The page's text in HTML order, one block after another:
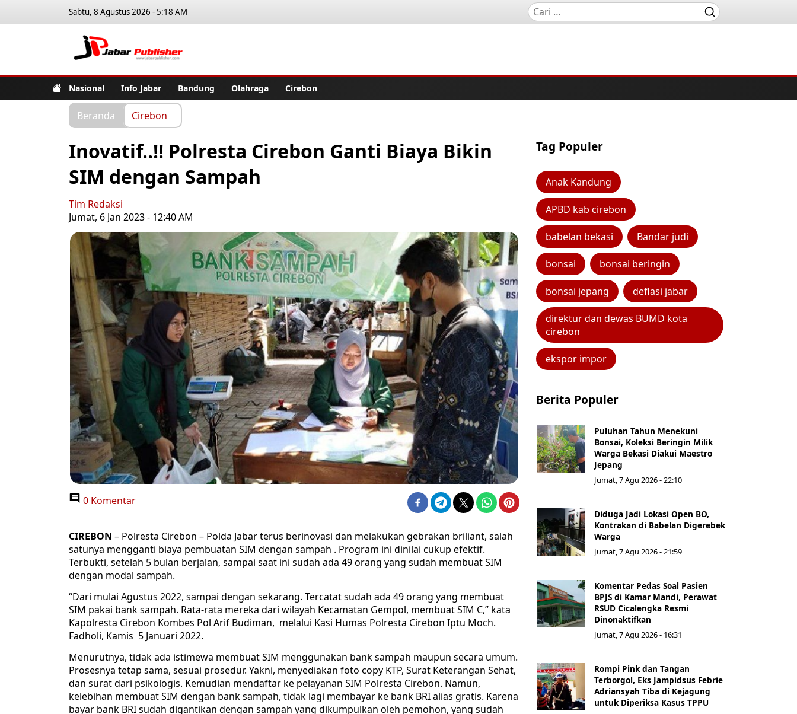
Sabtu, 8 Agustus 2026 - 5:18 AM
Nasional Info Jabar Bandung Olahraga Cirebon
Beranda Cirebon
Inovatif..!! Polresta Cirebon Ganti Biaya Bikin
SIM dengan Sampah
Tim Redaksi
Jumat, 6 Jan 2023 - 12:40 AM
0 Komentar
CIREBON – Polresta Cirebon – Polda Jabar terus berinovasi dan melakukan gebrakan briliant, salah
satunya mengganti biaya pembuatan SIM dengan sampah . Program ini dinilai cukup efektif.
Terbukti, setelah 5 bulan berjalan, sampai saat ini sudah ada 49 orang yang sudah membuat SIM
dengan modal sampah.
“Dari mulai Agustus 2022, sampai dengan sekarang. Tercatat sudah ada 49 orang yang membuat
SIM pakai bank sampah. Rata-rata mereka dari wilayah Kecamatan Gempol, membuat SIM C,” kata
Kapolresta Cirebon Kombes Pol Arif Budiman, melalui Kasi Humas Polresta Cirebon Iptu Moch.
Fadholi, Kamis 5 Januari 2022.
Menurutnya, tidak ada istimewa membuat SIM menggunakan bank sampah maupun secara umum.
Prosesnya tetap sama, sesuai prosedur. Yakni, menyediakan foto copy KTP, Surat Keterangan Sehat,
dan surat dari psikologis. Kemudian mendaftar ke pelayanan SIM Polresta Cirebon. Namun,
kelebihan membuat SIM dengan bank sampah, tidak lagi membayar ke bank BRI alias gratis. Karena
bayar bank BRI sudah digantikan dengan sampah yang dikumpulkan oleh pemohon, yang sudah
Tag Populer
Anak Kandung
APBD kab cirebon
babelan bekasi Bandar judi
bonsai bonsai beringin
bonsai jepang deflasi jabar
direktur dan dewas BUMD kota
cirebon
ekspor impor
Berita Populer
Puluhan Tahun Menekuni
Bonsai, Koleksi Beringin Milik
Warga Bekasi Diakui Maestro
Jepang
Jumat, 7 Agu 2026 - 22:10
Diduga Jadi Lokasi Open BO,
Kontrakan di Babelan Digerebek
Warga
Jumat, 7 Agu 2026 - 21:59
Komentar Pedas Soal Pasien
BPJS di Kamar Mandi, Perawat
RSUD Cicalengka Resmi
Dinonaktifkan
Jumat, 7 Agu 2026 - 16:31
Rompi Pink dan Tangan
Terborgol, Eks Jampidsus Febrie
Adriansyah Tiba di Kejagung
untuk Diperiksa Kasus TPPU